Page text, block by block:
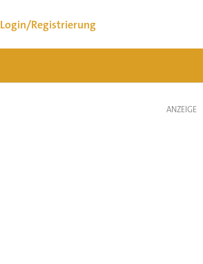
Login/Registrierung
ANZEIGE